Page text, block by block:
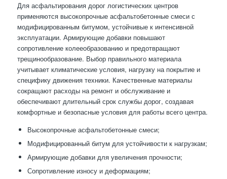
Для асфальтирования дорог логистических центров
применяются высокопрочные асфальтобетонные смеси с
модифицированным битумом, устойчивые к интенсивной
эксплуатации. Армирующие добавки повышают
сопротивление колееобразованию и предотвращают
трещинообразование. Выбор правильного материала
учитывает климатические условия, нагрузку на покрытие и
специфику движения техники. Качественные материалы
сокращают расходы на ремонт и обслуживание и
обеспечивают длительный срок службы дорог, создавая
комфортные и безопасные условия для работы всего центра.
Высокопрочные асфальтобетонные смеси;
Модифицированный битум для устойчивости к нагрузкам;
Армирующие добавки для увеличения прочности;
Сопротивление износу и деформациям;